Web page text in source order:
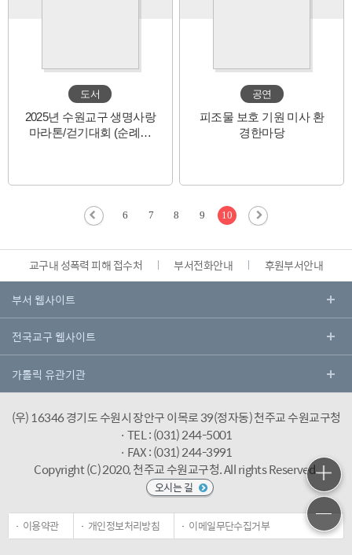
도서
2025년 수원교구 생명사랑
마라톤/걷기대회 (순례자
공연
피조물 보호 기원 미사 환
경한마당
6 7 8 9 10
교구내 성폭력 피해 접수처 부서전화안내 후원부서안내
(우) 16346 경기도 수원시 장안구 이목로 39(정자동) 천주교 수원교구청
· TEL : (031) 244-5001
· FAX : (031) 244-3991
Copyright (C) 2020, 천주교 수원교구청.All rights Reserved.
오시는 길
이용약관 개인정보처리방침 이메일무단수집거부